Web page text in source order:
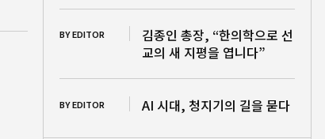
BY EDITOR
김종인 총장, “한의학으로 선
교의 새 지평을 엽니다”
BY EDITOR AI 시대, 청지기의 길을 묻다